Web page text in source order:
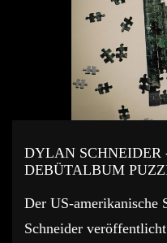
DYLAN SCHNEIDER
DEBÜTALBUM
Der US-amerikanische
Schneider